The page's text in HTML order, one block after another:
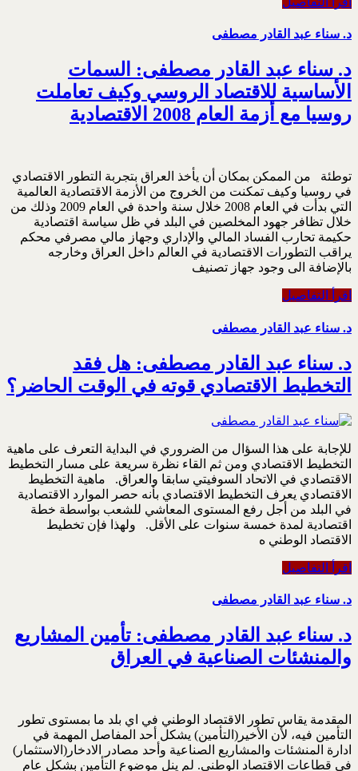
د. سناء عبد القادر مصطفى
د. سناء عبد القادر مصطفى: السمات
الأساسية للاقتصاد الروسي وكيف تعاملت
روسيا مع أزمة العام 2008 الاقتصادية
توطئة من الممكن بمكان أن يأخذ العراق بتجربة التطور الاقتصادي
في روسيا وكيف تمكنت من الخروج من الأزمة الاقتصادية العالمية
التي بدأت في العام 2008 خلال سنة واحدة في العام 2009 وذلك من
خلال تظافر جهود المخلصين في البلد في ظل سياسة اقتصادية
حكيمة تحارب الفساد المالي والإداري وجهاز مالي مصرفي محكم
يراقب التطورات الاقتصادية في العالم داخل العراق وخارجه
بالإضافة الى وجود جهاز تصنيف
اقرأ التفاصيل
د. سناء عبد القادر مصطفى
د. سناء عبد القادر مصطفى: هل فقد
التخطيط الاقتصادي قوته في الوقت الحاضر؟
للإجابة على هذا السؤال من الضروري في البداية التعرف على ماهية
التخطيط الاقتصادي ومن ثم القاء نظرة سريعة على مسار التخطيط
الاقتصادي في الاتحاد السوفيتي سابقا والعراق. ماهية التخطيط
الاقتصادي يعرف التخطيط الاقتصادي بأنه حصر الموارد الاقتصادية
في البلد من أجل رفع المستوى المعاشي للشعب بواسطة خطة
اقتصادية لمدة خمسة سنوات على الأقل. ولهذا فإن تخطيط
الاقتصاد الوطني ه
اقرأ التفاصيل
د. سناء عبد القادر مصطفى
د. سناء عبد القادر مصطفى: تأمين المشاريع
والمنشئات الصناعية في العراق
المقدمة يقاس تطور الاقتصاد الوطني في اي بلد ما بمستوى تطور
التأمين فيه، لأن الأخير(التأمين) يشكل أحد المفاصل المهمة في
ادارة المنشئات والمشاريع الصناعية وأحد مصادر الادخار(الاستثمار)
في قطاعات الاقتصاد الوطني. لم ينل موضوع التأمين بشكل عام